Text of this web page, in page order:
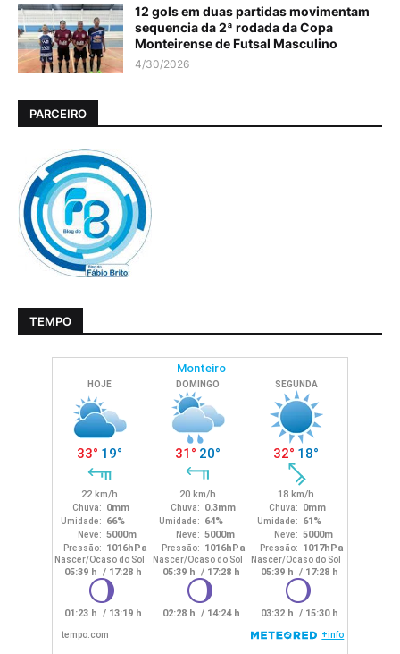
12 gols em duas partidas movimentam
sequencia da 2ª rodada da Copa
Monteirense de Futsal Masculino
4/30/2026
PARCEIRO
TEMPO